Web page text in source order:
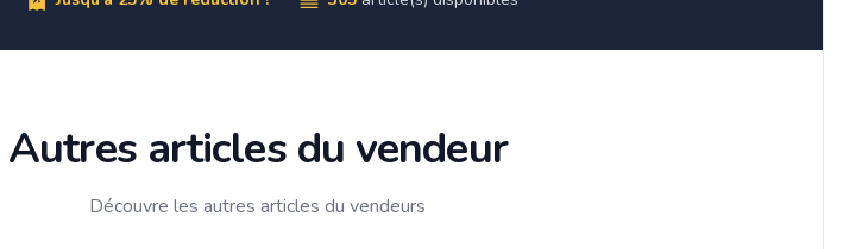
Autres articles du vendeur
Découvre les autres articles du vendeurs